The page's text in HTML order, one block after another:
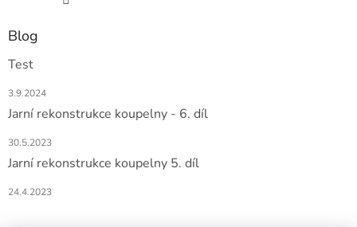
Blog
Test
3.9.2024
Jarní rekonstrukce koupelny - 6. díl
30.5.2023
Jarní rekonstrukce koupelny 5. díl
24.4.2023